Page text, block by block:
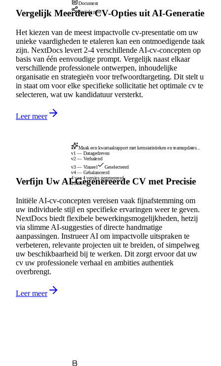
Document
Sociale post
Vergelijk Meerdere CV-Opties uit AI-Generatie
Het kiezen van de meest impactvolle cv-presentatie om uw
unieke vaardigheden te etaleren kan een ontmoedigende taak
zijn. NextDocs levert 2-4 verschillende AI-cv-concepten op
basis van één eenvoudige prompt. Vergelijk naast elkaar
verschillende professionele ontwerpen, inhoudelijke
organisatie en strategieën voor trefwoordtargeting. Dit stelt u
in staat om voor elke specifieke sollicitatie het optimale cv te
selecteren, wat uw kandidatuur versterkt.
Leer meer
Maak een kwartaalrapport met kernstatistieken en teamupdates...
v1 — Datagedreven
v2 — Verhalend
v3 — Visueel
Geselecteerd
v4 — Gebalanceerd
4 van 4 versies gegenereerd
100%
Verfijn Uw AI-Gegenereerde CV met Precisie
Initiële AI-cv-concepten vereisen vaak fijnafstemming om
uw individuele stijl en specifieke ervaringen weer te geven.
NextDocs biedt flexibele bewerkingsmogelijkheden, hetzij
via slimme AI-suggesties of directe handmatige
aanpassingen. Instrueer AI om impactvolle uitspraken te
verbeteren, relevante projecten uit te breiden, of simpelweg
uw beschikbaarheid bij te werken. Dit zorgt ervoor dat uw
cv uw professionele verhaal en ambities authentiek
overbrengt.
Leer meer